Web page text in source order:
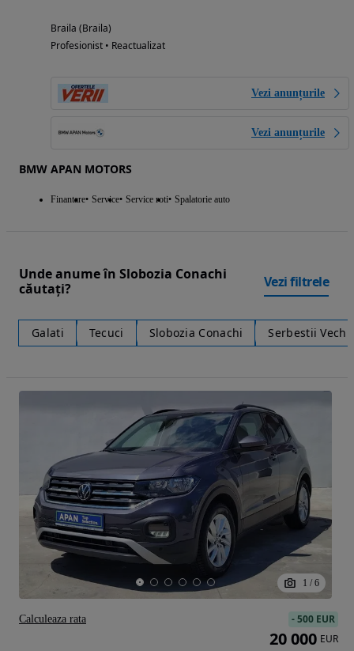
Braila (Braila)
Profesionist • Reactualizat
Vezi anunțurile
Vezi anunțurile
BMW APAN MOTORS
Finantare Service Service roti Spalatorie auto
Unde anume în Slobozia Conachi
căutați?
Vezi filtrele
Galati Tecuci Slobozia Conachi Serbestii Vechi
1 / 6
-500 EUR
20 000 EUR
Calculeaza rata